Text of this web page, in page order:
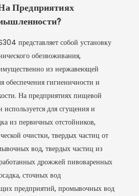
Предприятиях
представляет собой установку
обезвоживания,
из нержавеющей
обеспечения гигиеничности и
На предприятиях пищевой
для сгущения и
из первичных отстойников,
очистки, твердых частиц от
вод, твердых частиц из
дрожжей пивоваренных
сточных вод
предприятий, промывочных вод